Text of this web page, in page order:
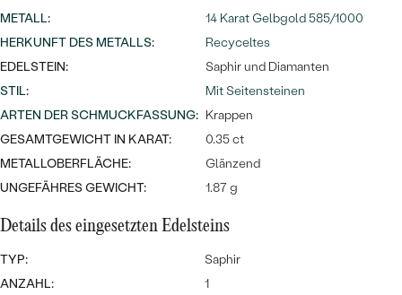
MINIMALISTISCH
NACH DER FARBE
NACH DER FORM
MASSGEFERTIGTER
Meistverkaufte
Ohrrinnge
ANSEHEN
Personalisierte
Halsketten
Meistverkaufte
Ringe
ANSEHEN
METALL:
14 Karat Gelbgold 585/1000
HERKUNFT DES METALLS:
Recyceltes
EDELSTEIN:
Saphir und Diamanten
STIL:
Mit Seitensteinen
ARTEN DER SCHMUCKFASSUNG: Krappen
GESAMTGEWICHT IN KARAT:
0.35 ct
METALLOBERFLÄCHE:
Glänzend
UNGEFÄHRES GEWICHT:
1.87 g
Details des eingesetzten Edelsteins
TYP:
Saphir
ANZAHL:
1